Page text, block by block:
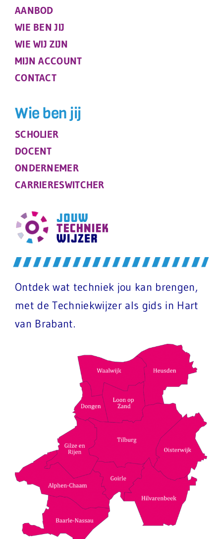
AANBOD
WIE BEN JIJ
WIE WIJ ZIJN
MIJN ACCOUNT
CONTACT
Wie ben jij
SCHOLIER
DOCENT
ONDERNEMER
CARRIERESWITCHER
Ontdek wat techniek jou kan brengen,
met de Techniekwijzer als gids in Hart
van Brabant.